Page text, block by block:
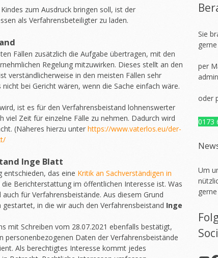
zum Ausdruck bringen soll, ist der
als Verfahrensbeteiligter zu laden.
Fällen zusätzlich die Aufgabe übertragen, mit den
Regelung mitzuwirken. Dieses stellt an den
verständlicherweise in den meisten Fällen sehr
bei Gericht wären, wenn die Sache einfach wäre.
ist es für den Verfahrensbeistand lohnenswerter
Zeit für einzelne Fälle zu nehmen. Dadurch wird
(Näheres hierzu unter https://www.vaterlos.eu/der-
Inge Blatt
entschieden, das eine Kritik an Sachverständigen in
die Berichterstattung im öffentlichen Interesse ist. Was
für Verfahrensbeistände. Aus diesem Grund
in die wir auch den Verfahrensbeistand Inge
mit Schreiben vom 28.07.2021 ebenfalls bestätigt,
personenbezogenen Daten der Verfahrensbeistände
Als berechtigtes Interesse kommt jedes
Sie
gerne
per
oder
0173
Um